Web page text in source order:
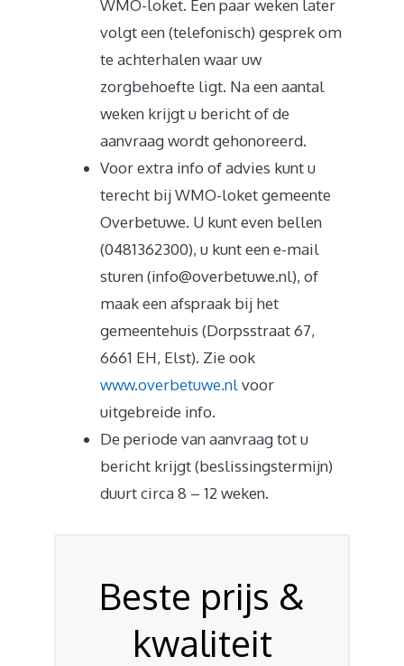
WMO-loket. Een paar weken later
volgt een (telefonisch) gesprek om
te achterhalen waar uw
zorgbehoefte ligt. Na een aantal
weken krijgt u bericht of de
aanvraag wordt gehonoreerd.
Voor extra info of advies kunt u
terecht bij WMO-loket gemeente
Overbetuwe. U kunt even bellen
(0481362300), u kunt een e-mail
sturen (info@overbetuwe.nl), of
maak een afspraak bij het
gemeentehuis (Dorpsstraat 67,
6661 EH, Elst). Zie ook
www.overbetuwe.nlvoor
uitgebreide info.
De periode van aanvraag tot u
bericht krijgt (beslissingstermijn)
duurt circa 8 – 12 weken.
Beste prijs &
kwaliteit